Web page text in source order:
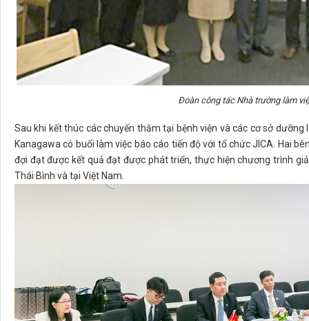
Đoàn công tác Nhà trường làm
Sau khi kết thúc các chuyến thăm tại bệnh viện và các cơ sở
Kanagawa có buổi làm việc báo cáo tiến độ với tổ chức JICA. Hai
đợi đạt được kết quả đạt được phát triển, thực hiện chương trình
Thái Bình và tại Việt Nam.